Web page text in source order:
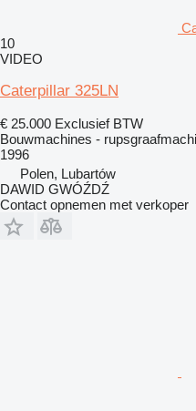
10
VIDEO
Caterpillar 325LN
€ 25.000 Exclusief BTW
Bouwmachines -
1996
Polen, Lubartów
DAWID GWÓŹDŹ
Contact opnemen met verkoper